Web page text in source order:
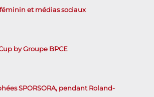
et médias sociaux
by Groupe BPCE
SPORSORA, pendant Roland-